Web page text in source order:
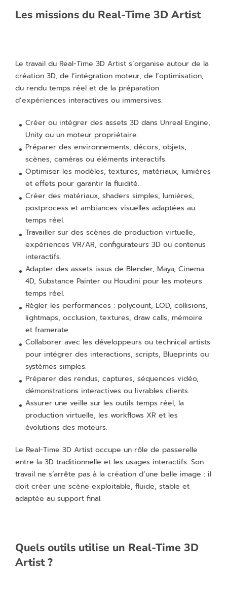
Les missions du Real-Time 3D Artist
Le travail du Real-Time 3D Artist s’organise autour de la
création 3D, de l’intégration moteur, de l’optimisation,
du rendu temps réel et de la préparation
d’expériences interactives ou immersives.
Créer ou intégrer des assets 3D dans Unreal Engine,
Unity ou un moteur propriétaire.
Préparer des environnements, décors, objets,
scènes, caméras ou éléments interactifs.
Optimiser les modèles, textures, matériaux, lumières
et effets pour garantir la fluidité.
Créer des matériaux, shaders simples, lumières,
postprocess et ambiances visuelles adaptées au
temps réel.
Travailler sur des scènes de production virtuelle,
expériences VR/AR, configurateurs 3D ou contenus
interactifs.
Adapter des assets issus de Blender, Maya, Cinema
4D, Substance Painter ou Houdini pour les moteurs
temps réel.
Régler les performances : polycount, LOD, collisions,
lightmaps, occlusion, textures, draw calls, mémoire
et framerate.
Collaborer avec les développeurs ou technical artists
pour intégrer des interactions, scripts, Blueprints ou
systèmes simples.
Préparer des rendus, captures, séquences vidéo,
démonstrations interactives ou livrables clients.
Assurer une veille sur les outils temps réel, la
production virtuelle, les workflows XR et les
évolutions des moteurs.
Le Real-Time 3D Artist occupe un rôle de passerelle
entre la 3D traditionnelle et les usages interactifs. Son
travail ne s’arrête pas à la création d’une belle image : il
doit créer une scène exploitable, fluide, stable et
adaptée au support final.
Quels outils utilise un Real-Time 3D
Artist ?